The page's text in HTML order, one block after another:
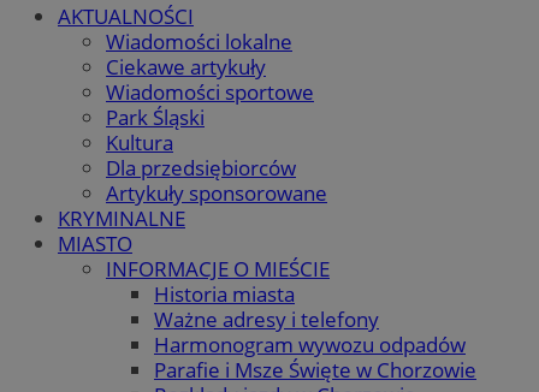
AKTUALNOŚCI
Wiadomości lokalne
Ciekawe artykuły
Wiadomości sportowe
Park Śląski
Kultura
Dla przedsiębiorców
Artykuły sponsorowane
KRYMINALNE
MIASTO
INFORMACJE O MIEŚCIE
Historia miasta
Ważne adresy i telefony
Harmonogram wywozu odpadów
Parafie i Msze Święte w Chorzowie